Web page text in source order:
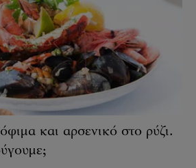
και αρσενικό στο ρύζι.